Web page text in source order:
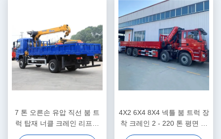
7 톤 오른손 유압 직선 붐 트
럭 탑재 너클 크레인 리프팅
시스템
4X2 6X4 8X4 넥틀 붐 트럭 장
착 크레인 2 - 220 톤 평면 크
레인 트럭